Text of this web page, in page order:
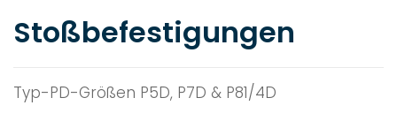
Stoßbefestigungen
Typ-PD-Größen P5D, P7D & P81/4D